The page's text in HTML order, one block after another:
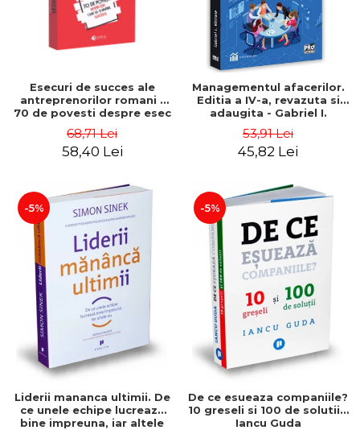
Esecuri de succes ale
antreprenorilor romani -
70 de povesti despre esec
68,71 Lei
58,40 Lei
Managementul afacerilor.
Editia a IV-a, revazuta si
adaugita - Gabriel I.
53,91 Lei
45,82 Lei
-5%
Liderii mananca ultimii. De
ce unele echipe lucreaza
bine impreuna, iar altele
-5%
De ce esueaza companiile?
10 greseli si 100 de solutii -
Iancu Guda